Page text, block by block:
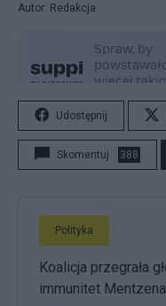
Autor: Redakcja
Udostępnij
Skomentuj 388
Polityka
Koalicja przegrała
immunitet Mentzena